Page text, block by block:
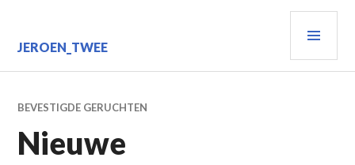
inhoud
JEROEN_TWEE
BEVESTIGDE GERUCHTEN
Nieuwe